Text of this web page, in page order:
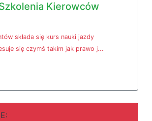
Kierowców
składa się kurs nauki jazdy
się czymś takim jak prawo j...